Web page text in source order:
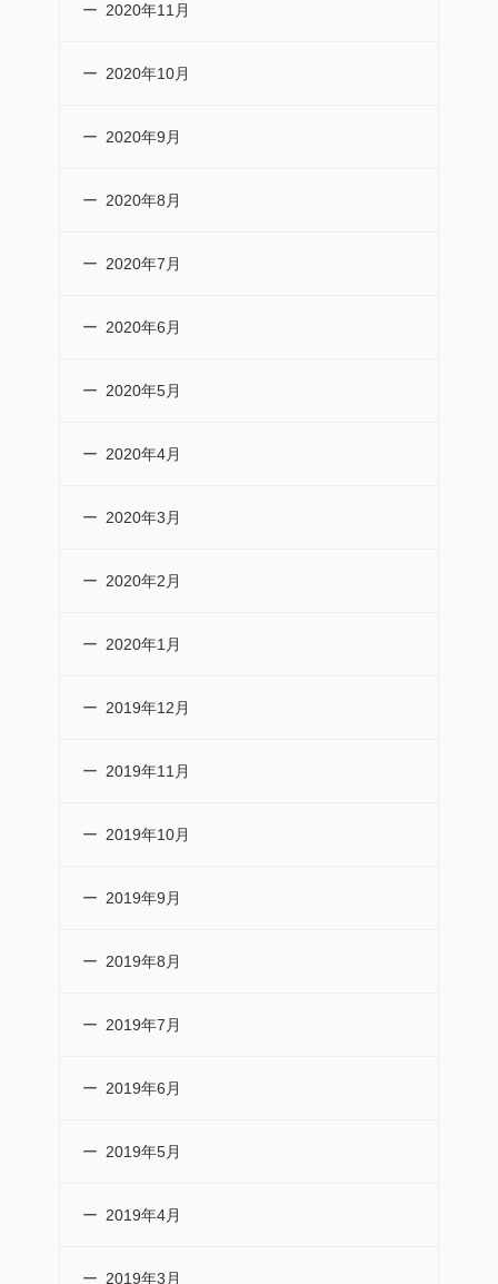
2020年11月
2020年10月
2020年9月
2020年8月
2020年7月
2020年6月
2020年5月
2020年4月
2020年3月
2020年2月
2020年1月
2019年12月
2019年11月
2019年10月
2019年9月
2019年8月
2019年7月
2019年6月
2019年5月
2019年4月
2019年3月